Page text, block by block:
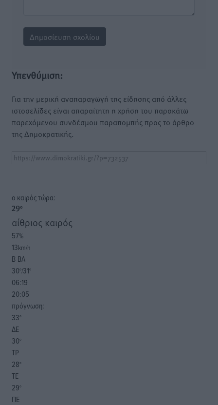
Υπενθύμιση:
Για την μερική αναπαραγωγή της είδησης από άλλες
ιστοσελίδες είναι απαραίτητη η χρήση του παρακάτω
παρεχόμενου συνδέσμου παραπομπής προς το άρθρο
της Δημοκρατικής.
o καιρός τώρα:
29°
αίθριος καιρός
57%
13km/h
Β-ΒΑ
30°/31°
06:19
20:05
πρόγνωση:
33°
ΔΕ
30°
ΤΡ
28°
ΤΕ
29°
ΠΕ